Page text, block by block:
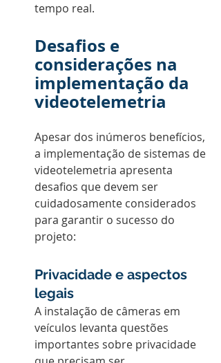
tempo real.
Desafios e
considerações na
implementação da
videotelemetria
Apesar dos inúmeros benefícios,
a implementação de sistemas de
videotelemetria apresenta
desafios que devem ser
cuidadosamente considerados
para garantir o sucesso do
projeto:
Privacidade e aspectos
legais
A instalação de câmeras em
veículos levanta questões
importantes sobre privacidade